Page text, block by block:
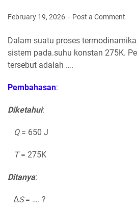
February 19, 2026 Post a Comment
Dalam suatu proses
sistem pada.suhu konstan 275K.
tersebut adalah ….
Pembahasan:
Diketahui:
Q= 650 J
T= 275K
Ditanya:
∆S= …. ?